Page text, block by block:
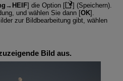
] die Option [
] (Speichern).
und wählen Sie dann [OK].
zur Bildbearbeitung gibt, wählen
Bild aus.